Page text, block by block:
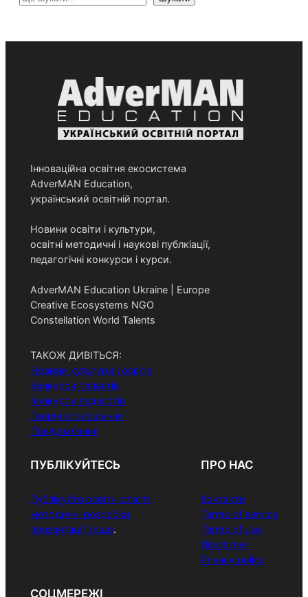
Інноваційна освітня екосистема
AdverMAN Education,
український освітній портал.
Новини освіти і культури,
освітні методичні і наукові публкіації,
педагогічні конкурси і курси.
AdverMAN Education Ukraine | Europe
Creative Ecosystems NGO
Constellation World Talents
ТАКОЖ ДИВІТЬСЯ:
Новини культури і освіти
Конкурси талантів
Конкурси педагогів
Творчі оголошення
Повідомлення
ПУБЛІКУЙТЕСЬ
Публікуйте освітні статті,
методичні розробки,
презентації тощо.
ПРО НАС
Контакти
Terms of service
Terms of use
Disclaimer
Privacy policy
СОЦМЕРЕЖІ